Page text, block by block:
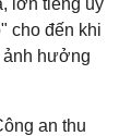
cho đến khi
ảnh hưởng
an thu